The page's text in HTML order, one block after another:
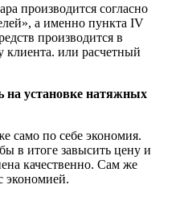
производится согласно
а именно пункта IV
производится в
клиента. или расчетный
на установке натяжных
само по себе экономия.
в итоге завысить цену и
качественно. Сам же
экономией.